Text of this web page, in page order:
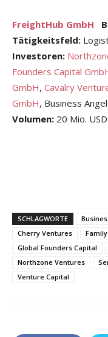
FreightHub GmbH
Tätigkeitsfeld:
Investoren:
Founders Capital
GmbH, Cavalry
GmbH, Business Angel
Volumen: 20 Mio.
SCHLAGWORTE
Cherry Ventures
Global Founders Capital
Northzone Ventures
Venture Capital